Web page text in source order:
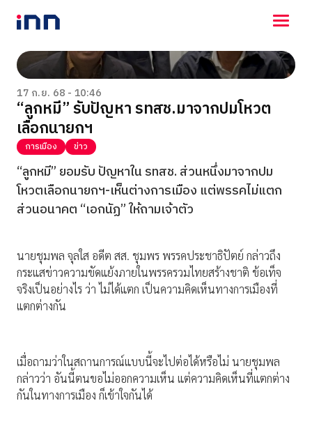
NEWS
ENTERTAINMENT
LIFESTYLE
HOROSCOPE
LOTTERY
VIDEO
ร่วมด้วยช่วยกัน
17 ก.ย. 68 - 10:46
“ลูกหมี” รับปัญหา รทสช.มาจากปมโหวต
เลือกนายกฯ
การเมือง ข่าว
“ลูกหมี” ยอมรับ ปัญหาใน รทสช. ส่วนหนึ่งมาจากปม
โหวตเลือกนายกฯ-เห็นต่างการเมือง แต่พรรคไม่แตก
ส่วนอนาคต “เอกนัฏ” ให้ถามเจ้าตัว
นายชุมพล จุลใส อดีต สส. ชุมพร พรรคประชาธิปัตย์ กล่าวถึง
กระแสข่าวความขัดแย้งภายในพรรครวมไทยสร้างชาติ ข้อเท็จ
จริงเป็นอย่างไร ว่า ไม่ได้แตก เป็นความคิดเห็นทางการเมืองที่
แตกต่างกัน
เมื่อถามว่าในสถานการณ์แบบนี้จะไปต่อได้หรือไม่ นายชุมพล
กล่าวว่า อันนี้ตนขอไม่ออกความเห็น แต่ความคิดเห็นที่แตกต่าง
กันในทางการเมือง ก็เข้าใจกันได้